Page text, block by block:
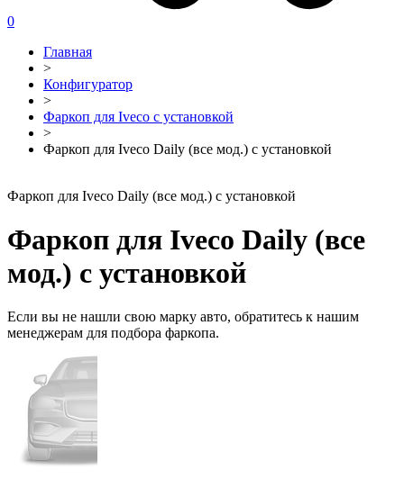
0
Главная
>
Конфигуратор
>
Фаркоп для Iveco с установкой
>
Фаркоп для Iveco Daily (все мод.) с установкой
Фаркоп для Iveco Daily (все мод.) с установкой
Фаркоп для Iveco Daily (все
мод.) с установкой
Если вы не нашли свою марку авто, обратитесь к нашим
менеджерам для подбора фаркопа.